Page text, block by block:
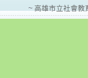
~ 高雄市立社會教